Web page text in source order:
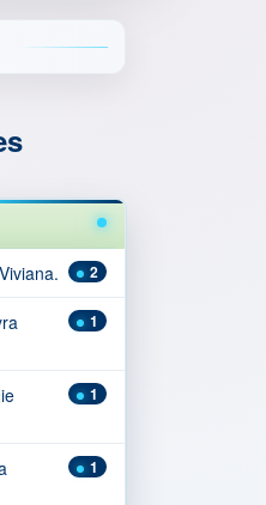
2
1
1
1